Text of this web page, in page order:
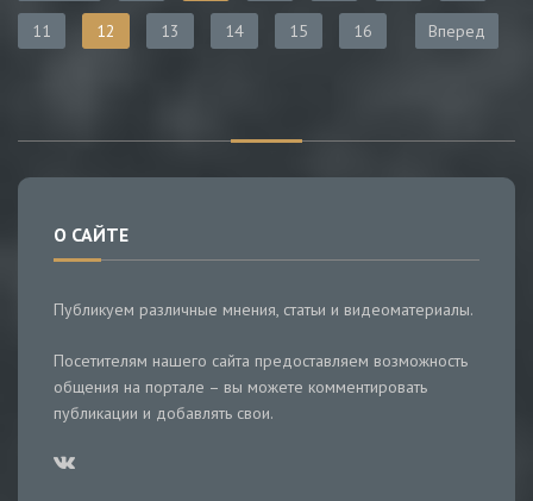
11 12 13 14 15 16 Вперед
О САЙТЕ
Публикуем различные мнения, статьи и видеоматериалы.
Посетителям нашего сайта предоставляем возможность
общения на портале – вы можете комментировать
публикации и добавлять свои.